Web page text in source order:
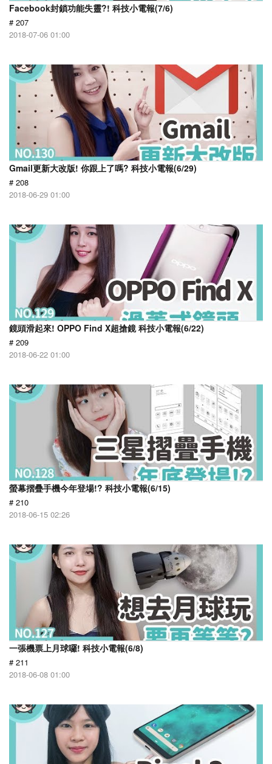
Facebook封鎖功能失靈?! 科技小電報(7/6)
# 207
2018-07-06 01:00
Gmail更新大改版! 你跟上了嗎? 科技小電報(6/29)
# 208
2018-06-29 01:00
鏡頭滑起來! OPPO Find X超搶鏡 科技小電報(6/22)
# 209
2018-06-22 01:00
螢幕摺疊手機今年登場!? 科技小電報(6/15)
# 210
2018-06-15 02:26
一張機票上月球囉! 科技小電報(6/8)
# 211
2018-06-08 01:00